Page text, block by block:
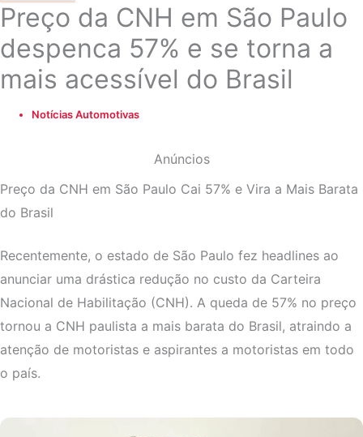
Preço da CNH em São Paulo
despenca 57% e se torna a
mais acessível do Brasil
Notícias Automotivas
Anúncios
Preço da CNH em São Paulo Cai 57% e Vira a Mais Barata
do Brasil
Recentemente, o estado de São Paulo fez headlines ao
anunciar uma drástica redução no custo da Carteira
Nacional de Habilitação (CNH). A queda de 57% no preço
tornou a CNH paulista a mais barata do Brasil, atraindo a
atenção de motoristas e aspirantes a motoristas em todo
o país.